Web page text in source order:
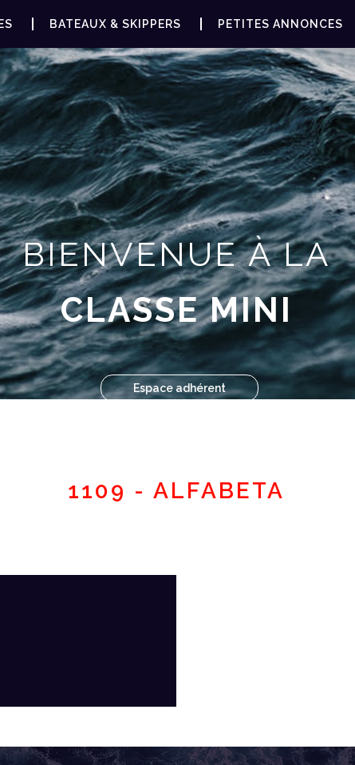
BATEAUX & SKIPPERS PETITES ANNONCES
BIENVENUE À LA
CLASSE MINI
Espace adhérent
1109 - ALFABETA